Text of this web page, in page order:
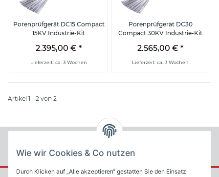
Porenprüfgerät DC15 Compact
15KV Industrie-Kit
2.395,00 € *
Lieferzeit: ca. 3 Wochen
Porenprüfgerät DC30
Compact 30KV Industrie-Kit
2.565,00 € *
Lieferzeit: ca. 3 Wochen
Artikel 1 - 2 von 2
Wie wir Cookies & Co nutzen
Durch Klicken auf „Alle akzeptieren“ gestatten Sie den Einsatz